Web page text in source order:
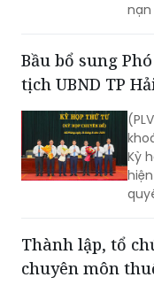
đặc
Bầu bổ sung
tịch UBND TP